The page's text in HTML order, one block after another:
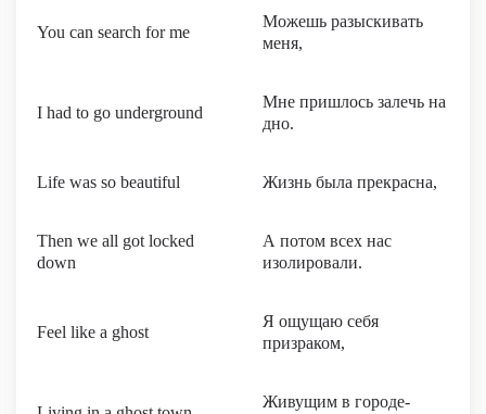
You can search for me
Можешь разыскивать
меня,
I had to go underground
Мне пришлось залечь на
дно.
Life was so beautiful Жизнь была прекрасна,
Then we all got locked
down
А потом всех нас
изолировали.
Feel like a ghost
Я ощущаю себя
призраком,
Живущим в городе-